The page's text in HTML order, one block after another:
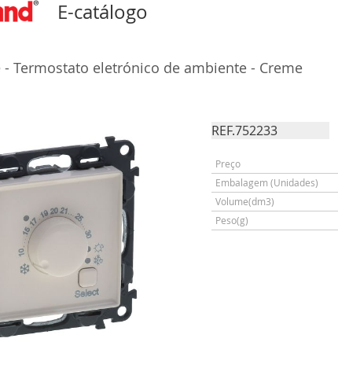
E-catálogo
- Termostato eletrónico de ambiente - Creme
REF.752233
Preço
Embalagem (Unidades)
Volume(dm3)
Peso(g)